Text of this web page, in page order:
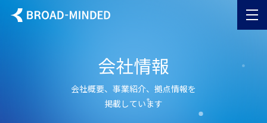
会社情報
会社概要、事業紹介、拠点情報を
掲載しています